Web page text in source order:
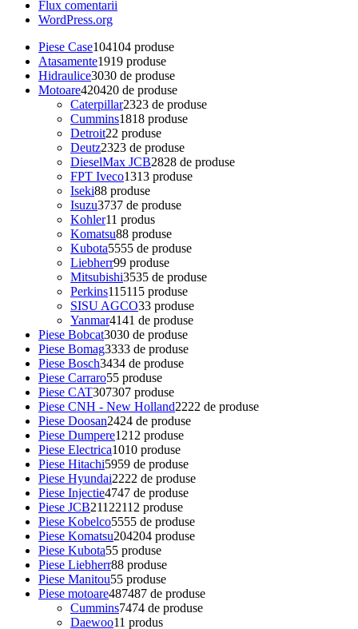
Flux comentarii
WordPress.org
Piese Case104104 produse
Atasamente1919 produse
Hidraulice3030 de produse
Motoare420420 de produse
Caterpillar2323 de produse
Cummins1818 produse
Detroit22 produse
Deutz2323 de produse
DieselMax JCB2828 de produse
FPT Iveco1313 produse
Iseki88 produse
Isuzu3737 de produse
Kohler11 produs
Komatsu88 produse
Kubota5555 de produse
Liebherr99 produse
Mitsubishi3535 de produse
Perkins115115 produse
SISU AGCO33 produse
Yanmar4141 de produse
Piese Bobcat3030 de produse
Piese Bomag3333 de produse
Piese Bosch3434 de produse
Piese Carraro55 produse
Piese CAT307307 produse
Piese CNH - New Holland2222 de produse
Piese Doosan2424 de produse
Piese Dumpere1212 produse
Piese Electrica1010 produse
Piese Hitachi5959 de produse
Piese Hyundai2222 de produse
Piese Injectie4747 de produse
Piese JCB21122112 produse
Piese Kobelco5555 de produse
Piese Komatsu204204 produse
Piese Kubota55 produse
Piese Liebherr88 produse
Piese Manitou55 produse
Piese motoare487487 de produse
Cummins7474 de produse
Daewoo11 produs